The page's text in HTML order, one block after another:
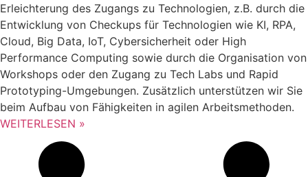
Erleichterung des Zugangs zu Technologien, z.B. durch die
Entwicklung von Checkups für Technologien wie KI, RPA,
Cloud, Big Data, IoT, Cybersicherheit oder High
Performance Computing sowie durch die Organisation von
Workshops oder den Zugang zu Tech Labs und Rapid
Prototyping-Umgebungen. Zusätzlich unterstützen wir Sie
beim Aufbau von Fähigkeiten in agilen Arbeitsmethoden.
WEITERLESEN »